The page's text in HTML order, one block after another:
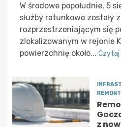
W środowe popołudnie, 5
służby ratunkowe zostały
rozprzestrzeniającym się
zlokalizowanym w rejonie
powierzchnię około... Czytaj
z